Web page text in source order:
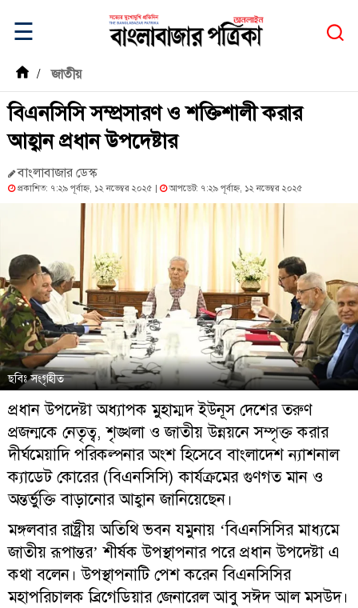
☰
/ জাতীয়
বিএনসিসি সম্প্রসারণ ও শক্তিশালী করার
আহ্বান প্রধান উপদেষ্টার
বাংলাবাজার ডেস্ক
প্রকাশিত: ৭:২৯ পূর্বাহ্ন, ১২ নভেম্বর ২০২৫ | আপডেট: ৭:২৯ পূর্বাহ্ন, ১২ নভেম্বর ২০২৫
ছবিঃ সংগৃহীত
প্রধান উপদেষ্টা অধ্যাপক মুহাম্মদ ইউনূস দেশের তরুণ
প্রজন্মকে নেতৃত্ব, শৃঙ্খলা ও জাতীয় উন্নয়নে সম্পৃক্ত করার
দীর্ঘমেয়াদি পরিকল্পনার অংশ হিসেবে বাংলাদেশ ন্যাশনাল
ক্যাডেট কোরের (বিএনসিসি) কার্যক্রমের গুণগত মান ও
অন্তর্ভুক্তি বাড়ানোর আহ্বান জানিয়েছেন।
মঙ্গলবার রাষ্ট্রীয় অতিথি ভবন যমুনায় ‘বিএনসিসির মাধ্যমে
জাতীয় রূপান্তর’ শীর্ষক উপস্থাপনার পরে প্রধান উপদেষ্টা এ
কথা বলেন। উপস্থাপনাটি পেশ করেন বিএনসিসির
মহাপরিচালক ব্রিগেডিয়ার জেনারেল আবু সঈদ আল মসউদ।